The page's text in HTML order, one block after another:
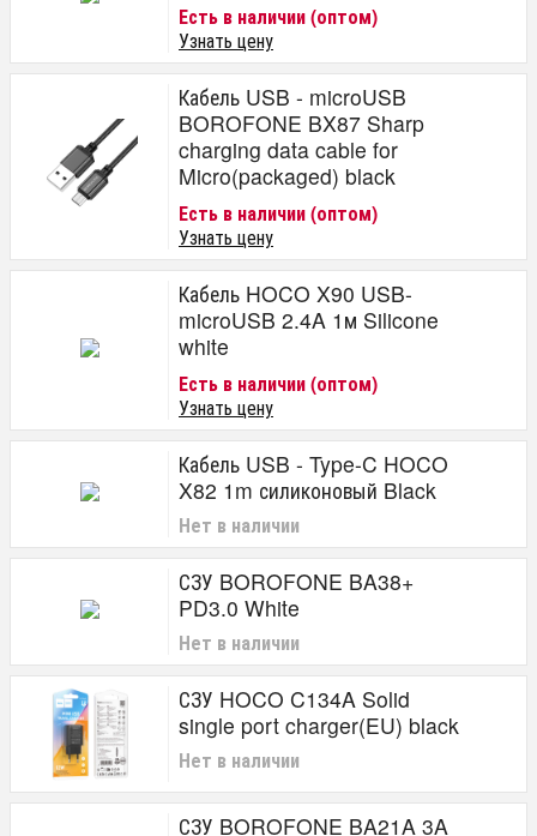
Есть в наличии (оптом)
Узнать цену
Кабель USB - microUSB
BOROFONE BX87 Sharp
charging data cable for
Micro(packaged) black
Есть в наличии (оптом)
Узнать цену
Кабель HOCO X90 USB-
microUSB 2.4A 1м Silicone
white
Есть в наличии (оптом)
Узнать цену
Кабель USB - Type-C HOCO
X82 1m силиконовый Black
Нет в наличии
СЗУ BOROFONE BA38+
PD3.0 White
Нет в наличии
СЗУ HOCO C134A Solid
single port charger(EU) black
Нет в наличии
СЗУ BOROFONE BA21A 3A